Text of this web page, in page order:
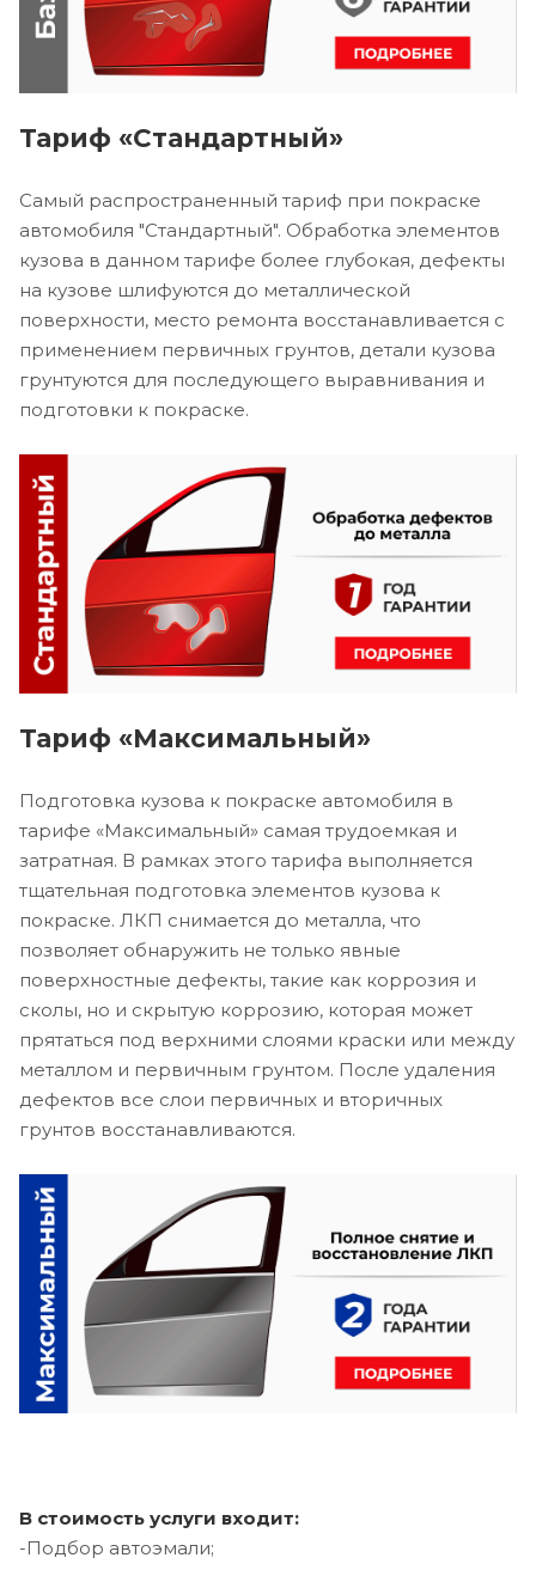
Тариф «Стандартный»
Самый распространенный тариф при покраске
автомобиля "Стандартный". Обработка элементов
кузова в данном тарифе более глубокая, дефекты
на кузове шлифуются до металлической
поверхности, место ремонта восстанавливается с
применением первичных грунтов, детали кузова
грунтуются для последующего выравнивания и
подготовки к покраске.
Тариф «Максимальный»
Подготовка кузова к покраске автомобиля в
тарифе «Максимальный» самая трудоемкая и
затратная. В рамках этого тарифа выполняется
тщательная подготовка элементов кузова к
покраске. ЛКП снимается до металла, что
позволяет обнаружить не только явные
поверхностные дефекты, такие как коррозия и
сколы, но и скрытую коррозию, которая может
прятаться под верхними слоями краски или между
металлом и первичным грунтом. После удаления
дефектов все слои первичных и вторичных
грунтов восстанавливаются.
В стоимость услуги входит:
-Подбор автоэмали;